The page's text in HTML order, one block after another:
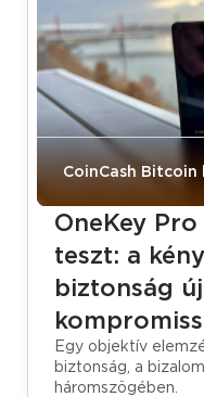
CoinCash Bitcoin
OneKey
teszt: a
biztonság új
Egy objektív
biztonság, a
háromszögében.